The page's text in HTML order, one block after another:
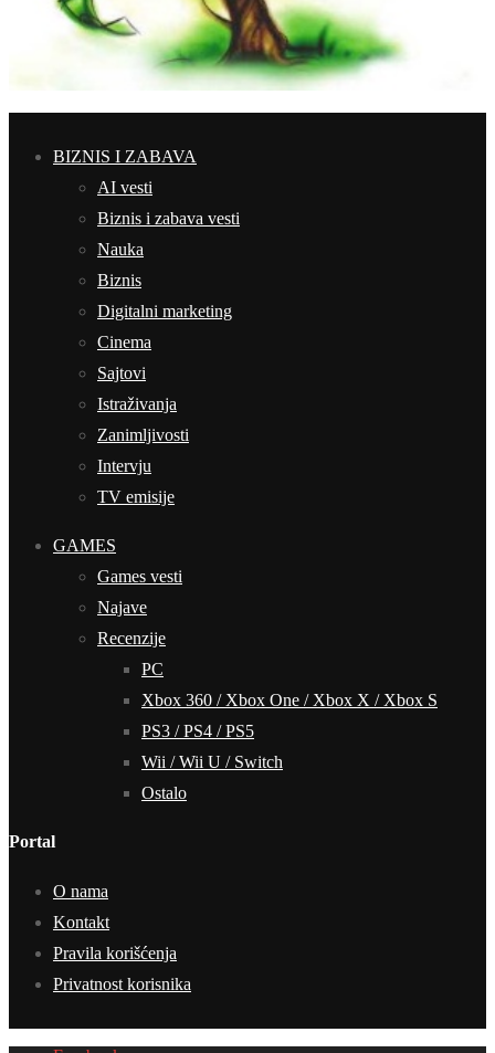
BIZNIS I ZABAVA
AI vesti
Biznis i zabava vesti
Nauka
Biznis
Digitalni marketing
Cinema
Sajtovi
Istraživanja
Zanimljivosti
Intervju
TV emisije
GAMES
Games vesti
Najave
Recenzije
PC
Xbox 360 / Xbox One / Xbox X / Xbox S
PS3 / PS4 / PS5
Wii / Wii U / Switch
Ostalo
Portal
O nama
Kontakt
Pravila korišćenja
Privatnost korisnika